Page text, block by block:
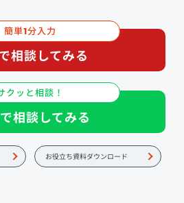
簡単1分入力
相談してみる
クッと相談！
相談してみる
お役立ち資料ダウンロード